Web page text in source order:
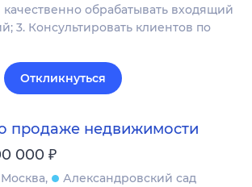
обрабатывать входящий
3. Консультировать клиентов по
Откликнуться
продаже недвижимости
000 ₽
Москва
Александровский сад